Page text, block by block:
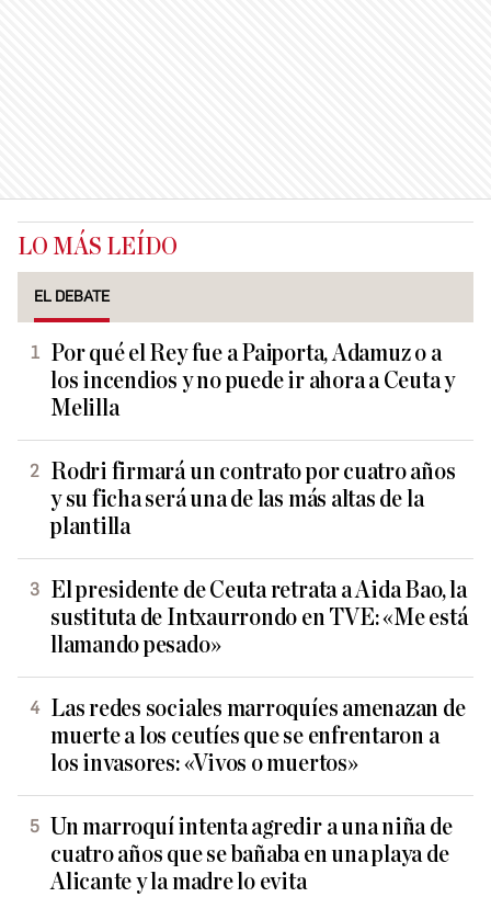
LO MÁS LEÍDO
EL DEBATE
Por qué el Rey fue a Paiporta, Adamuz o a
los incendios y no puede ir ahora a Ceuta y
Melilla
Rodri firmará un contrato por cuatro años
y su ficha será una de las más altas de la
plantilla
El presidente de Ceuta retrata a Aida Bao, la
sustituta de Intxaurrondo en TVE: «Me está
llamando pesado»
Las redes sociales marroquíes amenazan de
muerte a los ceutíes que se enfrentaron a
los invasores: «Vivos o muertos»
Un marroquí intenta agredir a una niña de
cuatro años que se bañaba en una playa de
Alicante y la madre lo evita